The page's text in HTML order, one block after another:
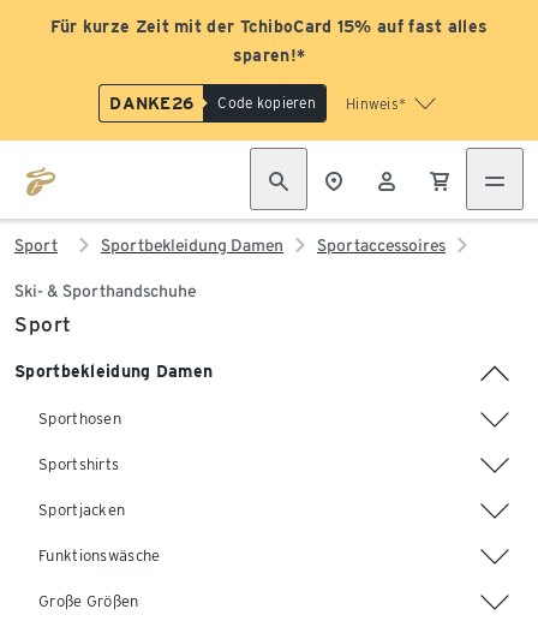
Für kurze Zeit mit der TchiboCard 15% auf fast alles
sparen!*
DANKE26 Code kopieren Hinweis*
Sport Sportbekleidung Damen Sportaccessoires
Ski- & Sporthandschuhe
Sport
Sportbekleidung Damen
Sporthosen
Sportshirts
Sportjacken
Funktionswäsche
Große Größen